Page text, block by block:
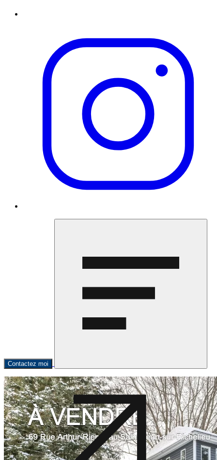
Contactez moi